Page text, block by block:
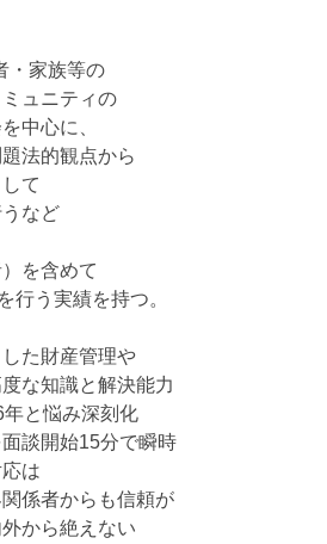
・家族等の
ュニティの
中心に、
法的観点から
て
など
を含めて
行う実績を持つ。
た財産管理や
な知識と解決能力
と悩み深刻化
談開始15分で瞬時
は
係者からも信頼が
から絶えない